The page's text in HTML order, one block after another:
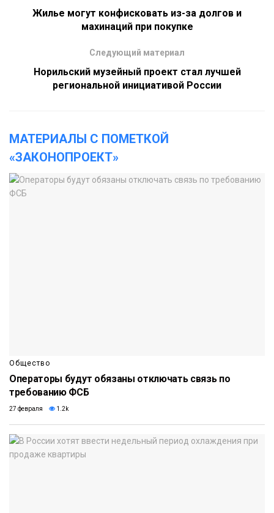
Жилье могут конфисковать из-за долгов и
махинаций при покупке
Следующий материал
Норильский музейный проект стал лучшей
региональной инициативой России
МАТЕРИАЛЫ С ПОМЕТКОЙ
«ЗАКОНОПРОЕКТ»
Общество
Операторы будут обязаны отключать связь по
требованию ФСБ
27 февраля 1.2k